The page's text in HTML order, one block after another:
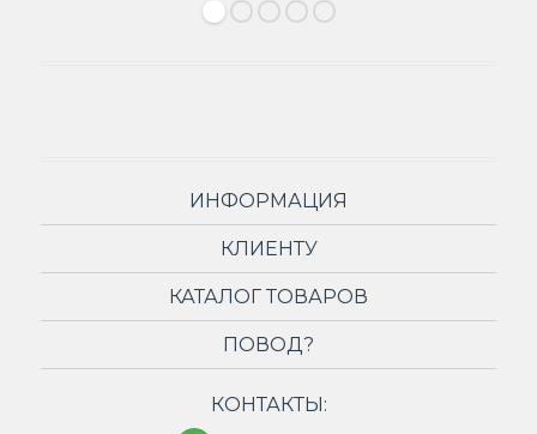
ИНФОРМАЦИЯ
КЛИЕНТУ
КАТАЛОГ ТОВАРОВ
ПОВОД?
КОНТАКТЫ: